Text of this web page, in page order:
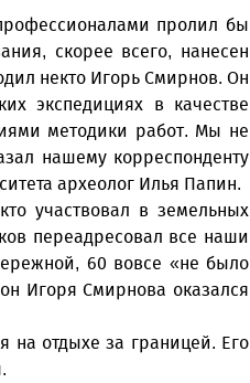
пролил бы
скорее всего, нанесен
некто Игорь Смирнов. Он
экспедициях в качестве
методики работ. Мы не
нашему корреспонденту
археолог Илья Папин.
участвовал в земельных
переадресовал все наши
60 вовсе «не было
Игоря Смирнова оказался
на отдыхе за границей. Его